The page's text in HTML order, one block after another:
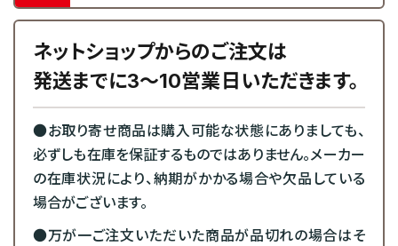
ネットショップからのご注文は
発送までに3～10営業日いただきます。
●お取り寄せ商品は購入可能な状態にありましても、
必ずしも在庫を保証するものではありません。メーカー
の在庫状況により、納期がかかる場合や欠品している
場合がございます。
●万が一ご注文いただいた商品が品切れの場合はそ